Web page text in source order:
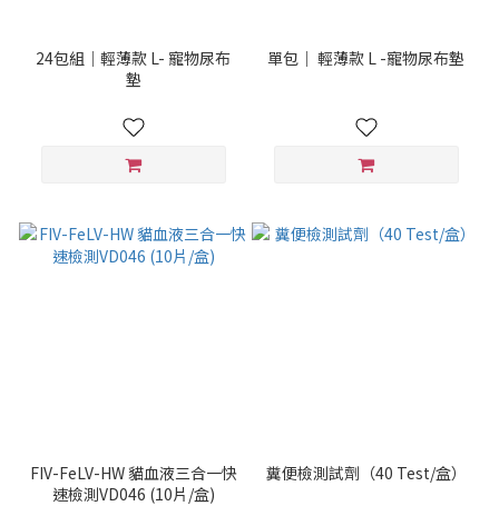
24包組｜輕薄款 L- 寵物尿布
墊
單包｜ 輕薄款 L -寵物尿布墊
FIV-FeLV-HW 貓血液三合一快
速檢測VD046 (10片/盒)
糞便檢測試劑（40 Test/盒）